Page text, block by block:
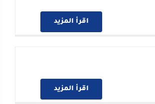
اقرأ المزيد
اقرأ المزيد